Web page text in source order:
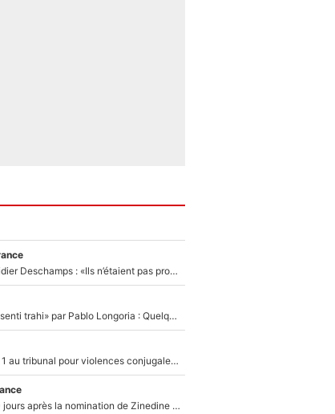
Zinédine Zidane et Didier Deschamps : «Ils n’étaient pas proches», les confidences d’un membre de l’équipe de France 1998 sur leur relation spéciale
Medhi Benatia s'est «senti trahi» par Pablo Longoria : Quelques semaines après son départ, l'ancien directeur de football de l'OM règle ses comptes
Des terrains de Ligue 1 au tribunal pour violences conjugales : Un arbitre français encourt une peine de 18 mois de prison !
Equipe de France : 10 jours après la nomination de Zinedine Zidane, c'est au tour de son fils de prendre un nouveau départ !